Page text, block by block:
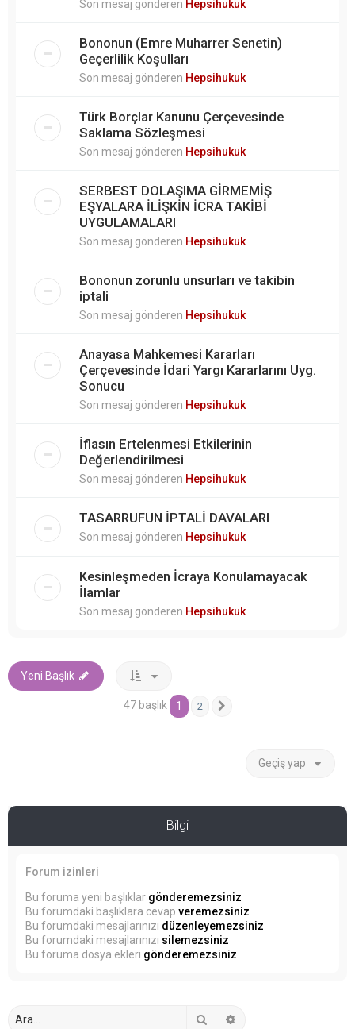
Son mesaj gönderen Hepsihukuk
Bononun (Emre Muharrer Senetin)
Geçerlilik Koşulları
Son mesaj gönderen Hepsihukuk
Türk Borçlar Kanunu Çerçevesinde
Saklama Sözleşmesi
Son mesaj gönderen Hepsihukuk
SERBEST DOLAŞIMA GİRMEMİŞ
EŞYALARA İLİŞKİN İCRA TAKİBİ
UYGULAMALARI
Son mesaj gönderen Hepsihukuk
Bononun zorunlu unsurları ve takibin
iptali
Son mesaj gönderen Hepsihukuk
Anayasa Mahkemesi Kararları
Çerçevesinde İdari Yargı Kararlarını Uyg.
Sonucu
Son mesaj gönderen Hepsihukuk
İflasın Ertelenmesi Etkilerinin
Değerlendirilmesi
Son mesaj gönderen Hepsihukuk
TASARRUFUN İPTALİ DAVALARI
Son mesaj gönderen Hepsihukuk
Kesinleşmeden İcraya Konulamayacak
İlamlar
Son mesaj gönderen Hepsihukuk
Yeni Başlık
47 başlık 1 2
Geçiş yap
Bilgi
Forum izinleri
Bu foruma yeni başlıklar gönderemezsiniz
Bu forumdaki başlıklara cevap veremezsiniz
Bu forumdaki mesajlarınızı düzenleyemezsiniz
Bu forumdaki mesajlarınızı silemezsiniz
Bu foruma dosya ekleri gönderemezsiniz